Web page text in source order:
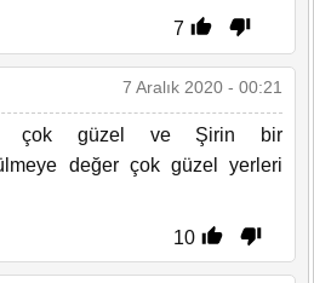
7
7 Aralık 2020 - 00:21
çok güzel ve Şirin bir
değer çok güzel yerleri
10